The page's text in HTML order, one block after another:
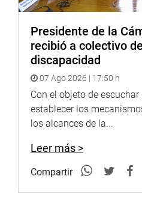
Presidente de la
recibió a colectivo
discapacidad
07 Ago 2026 | 17:50 h
Con el objeto de
establecer los
los alcances de la...
Leer más >
Compartir